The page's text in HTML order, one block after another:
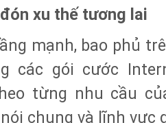
xu thế tương lai
mạnh, bao phủ
các gói cước
từng nhu cầu
chung và lĩnh vực